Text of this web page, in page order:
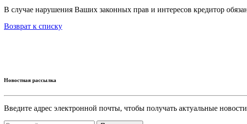
В случае нарушения Ваших законных прав и интересов кредитор
Возврат к списку
Новостная рассылка
Введите адрес электронной почты, чтобы получать актуальные